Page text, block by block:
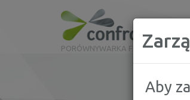
Aby
PORÓWNYWARKA FINANSOWA